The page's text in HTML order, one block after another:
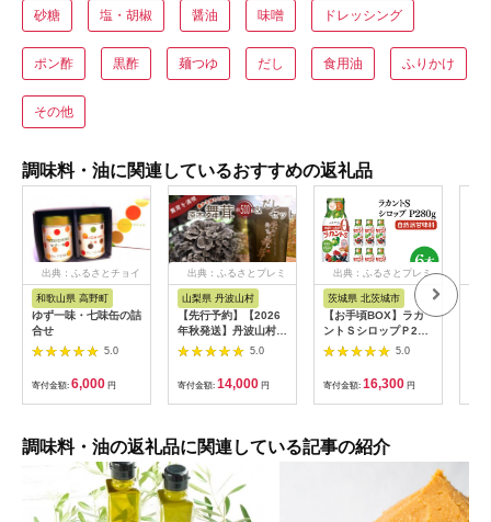
砂糖 塩・胡椒 醤油 味噌 ドレッシング
ポン酢 黒酢 麺つゆ だし 食用油 ふりかけ
その他
調味料・油に関連しているおすすめの返礼品
出典：ふるさとチョイ
和歌山県 高野町
ゆず一味・七味缶の詰
合せ
5.0
寄付金額: 6,000 円
出典：ふるさとプレミ
山梨県 丹波山村
【先行予約】【2026
年秋発送】丹波山村産
原木舞茸500g+舞茸だ
し(8g x6袋)セット
2026年9月下旬より順
次発送予定
【tab0118】
5.0
寄付金額: 14,000 円
出典：ふるさとプレミ
アム
茨城県 北茨城市
【お手頃BOX】ラカ
ントＳシロップＰ280
ｇ 6本セット
(CL204-LS6)
5.0
寄付金額: 16,300 円
調味料・油の返礼品に関連している記事の紹介